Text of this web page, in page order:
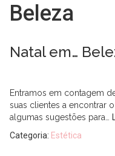
Beleza
Natal em…
Entramos em contagem
suas clientes a encontrar
algumas sugestões para…
Categoria: Estética